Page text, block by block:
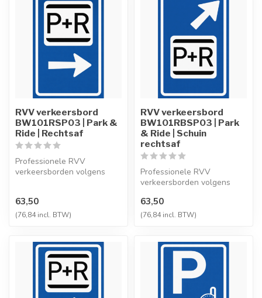
RVV verkeersbord
BW101RSP03 | Park &
Ride | Rechtsaf
Professionele RVV
verkeersborden volgens
63,50
(76,84 incl. BTW)
RVV verkeersbord
BW101RBSP03 | Park
& Ride | Schuin
rechtsaf
Professionele RVV
verkeersborden volgens
vervaardigd uit hoogwaa...
63,50
(76,84 incl. BTW)